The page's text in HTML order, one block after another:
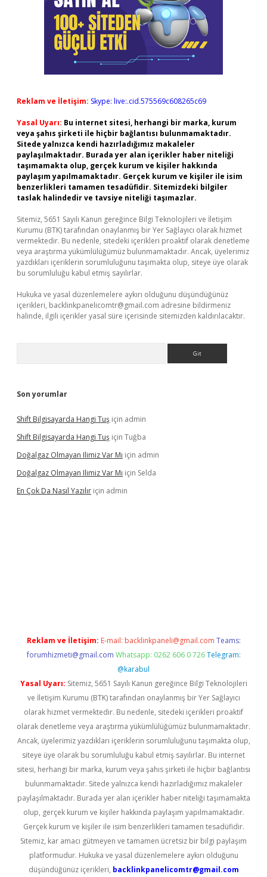
Reklam ve İletişim: Skype: live:.cid.575569c608265c69
Yasal Uyarı: Bu internet sitesi, herhangi bir marka, kurum
veya şahıs şirketi ile hiçbir bağlantısı bulunmamaktadır.
Sitede yalnızca kendi hazırladığımız makaleler
paylaşılmaktadır. Burada yer alan içerikler haber niteliği
taşımamakta olup, gerçek kurum ve kişiler hakkında
paylaşım yapılmamaktadır. Gerçek kurum ve kişiler ile isim
benzerlikleri tamamen tesadüfidir. Sitemizdeki bilgiler
taslak halindedir ve tavsiye niteliği taşımazlar.
Sitemiz, 5651 Sayılı Kanun gereğince Bilgi Teknolojileri ve İletişim
Kurumu (BTK) tarafından onaylanmış bir Yer Sağlayıcı olarak hizmet
vermektedir. Bu nedenle, sitedeki içerikleri proaktif olarak denetleme
veya araştırma yükümlülüğümüz bulunmamaktadır. Ancak, üyelerimiz
yazdıkları içeriklerin sorumluluğunu taşımakta olup, siteye üye olarak
bu sorumluluğu kabul etmiş sayılırlar.
Hukuka ve yasal düzenlemelere aykırı olduğunu düşündüğünüz
içerikleri, backlinkpanelicomtr@gmail.com adresine bildirmeniz
halinde, ilgili içerikler yasal süre içerisinde sitemizden kaldırılacaktır.
Son yorumlar
Shift Bilgisayarda Hangi Tuş için admin
Shift Bilgisayarda Hangi Tuş için Tuğba
Doğalgaz Olmayan Ilimiz Var Mı için admin
Doğalgaz Olmayan Ilimiz Var Mı için Selda
En Çok Da Nasıl Yazılır için admin
Reklam ve İletişim: E-mail: backlinkpaneli@gmail.com Teams:
forumhizmeti@gmail.com Whatsapp: 0262 606 0 726 Telegram:
@karabul
Yasal Uyarı: Sitemiz, 5651 Sayılı Kanun gereğince Bilgi Teknolojileri
ve İletişim Kurumu (BTK) tarafından onaylanmış bir Yer Sağlayıcı
olarak hizmet vermektedir. Bu nedenle, sitedeki içerikleri proaktif
olarak denetleme veya araştırma yükümlülüğümüz bulunmamaktadır.
Ancak, üyelerimiz yazdıkları içeriklerin sorumluluğunu taşımakta olup,
siteye üye olarak bu sorumluluğu kabul etmiş sayılırlar. Bu internet
sitesi, herhangi bir marka, kurum veya şahıs şirketi ile hiçbir bağlantısı
bulunmamaktadır. Sitede yalnızca kendi hazırladığımız makaleler
paylaşılmaktadır. Burada yer alan içerikler haber niteliği taşımamakta
olup, gerçek kurum ve kişiler hakkında paylaşım yapılmamaktadır.
Gerçek kurum ve kişiler ile isim benzerlikleri tamamen tesadüfidir.
Sitemiz, kar amacı gütmeyen ve tamamen ücretsiz bir bilgi paylaşım
platformudur. Hukuka ve yasal düzenlemelere aykırı olduğunu
düşündüğünüz içerikleri, backlinkpanelicomtr@gmail.com